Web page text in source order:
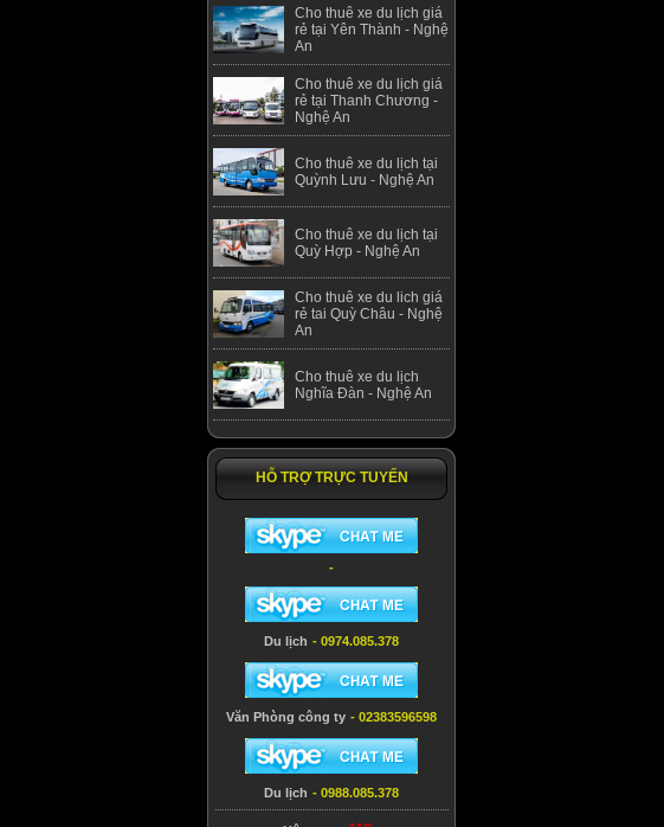
Cho thuê xe du lịch giá
rẻ tại Yên Thành - Nghệ
An
Cho thuê xe du lịch giá
rẻ tại Thanh Chương -
Nghệ An
Cho thuê xe du lịch tại
Quỳnh Lưu - Nghệ An
Cho thuê xe du lịch tại
Quỳ Hợp - Nghệ An
Cho thuê xe du lich giá
rẻ tai Quỳ Châu - Nghệ
An
Cho thuê xe du lịch
Nghĩa Đàn - Nghệ An
HỖ TRỢ TRỰC TUYẾN
-
Du lịch - 0974.085.378
Văn Phòng công ty - 02383596598
Du lịch - 0988.085.378